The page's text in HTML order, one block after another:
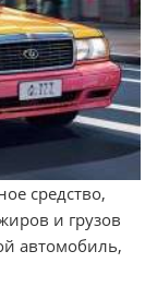
средство,
и грузов
автомобиль,